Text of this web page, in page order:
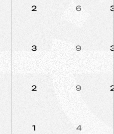
2 6
3 9
2 9
1 4